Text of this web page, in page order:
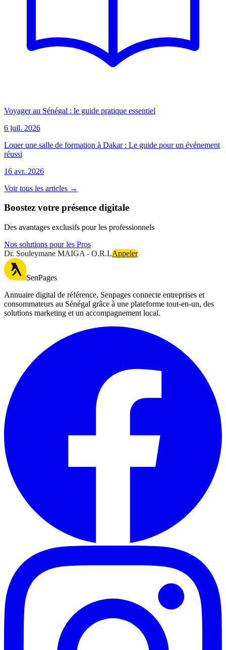
Voyager au Sénégal : le guide pratique essentiel
6 juil. 2026
Louer une salle de formation à Dakar : Le guide pour un événement
réussi
16 avr. 2026
Voir tous les articles →
Boostez votre présence digitale
Des avantages exclusifs pour les professionnels
Nos solutions pour les Pros
Dr. Souleymane MAIGA - O.R.LAppeler
SenPages
Annuaire digital de référence, Senpages connecte entreprises et
consommateurs au Sénégal grâce à une plateforme tout-en-un, des
solutions marketing et un accompagnement local.